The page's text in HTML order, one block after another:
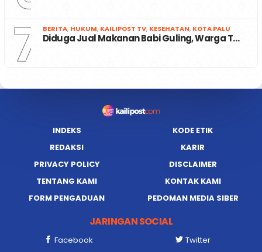
7 BERITA, HUKUM, KAILIPOST TV, KESEHATAN, KOTA PALU
Diduga Jual Makanan Babi Guling, Warga T…
INDEKS
KODE ETIK
REDAKSI
KARIR
PRIVACY POLICY
DISCLAIMER
TENTANG KAMI
KONTAK KAMI
FORM PENGADUAN
PEDOMAN MEDIA SIBER
JARINGAN SOCIAL
Facebook
Twitter